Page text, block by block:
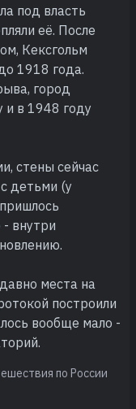
под власть
её. После
Кексгольм
1918 года.
город
и в 1948 году
стены сейчас
детьми (у
внутри
места на
построили
вообще мало -
по России